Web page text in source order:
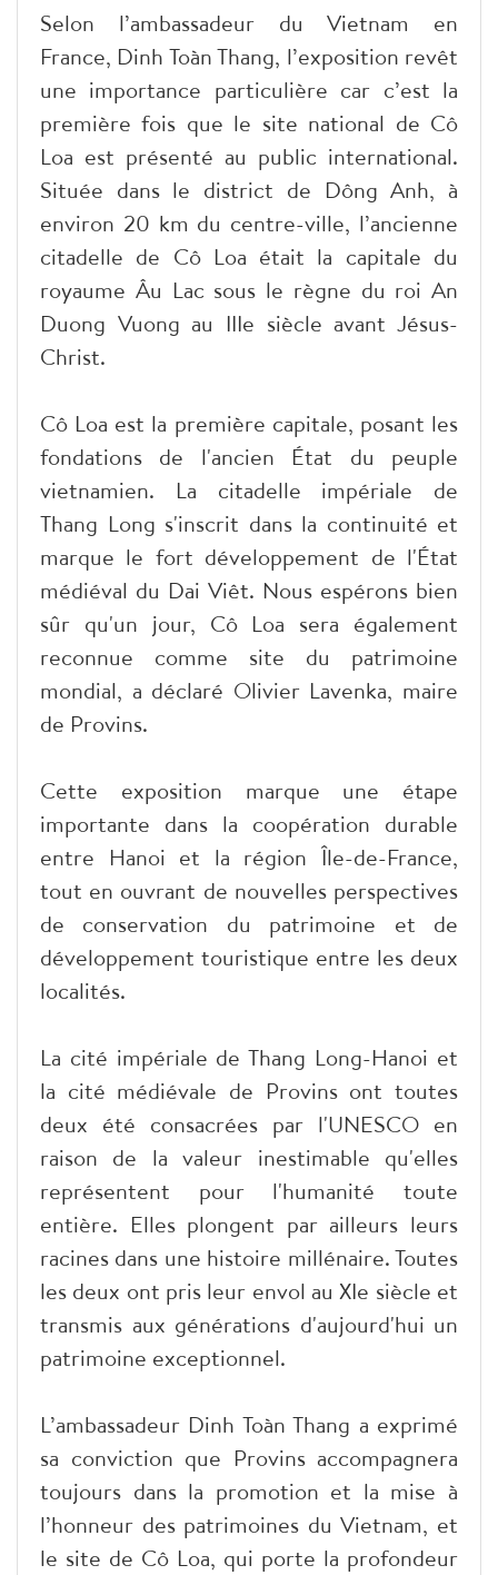
Selon l’ambassadeur du Vietnam en
France, Dinh Toàn Thang, l’exposition revêt
une importance particulière car c’est la
première fois que le site national de Cô
Loa est présenté au public international.
Située dans le district de Dông Anh, à
environ 20 km du centre-ville, l’ancienne
citadelle de Cô Loa était la capitale du
royaume Âu Lac sous le règne du roi An
Duong Vuong au IIIe siècle avant Jésus-
Christ.
Cô Loa est la première capitale, posant les
fondations de l'ancien État du peuple
vietnamien. La citadelle impériale de
Thang Long s'inscrit dans la continuité et
marque le fort développement de l'État
médiéval du Dai Viêt. Nous espérons bien
sûr qu'un jour, Cô Loa sera également
reconnue comme site du patrimoine
mondial, a déclaré Olivier Lavenka, maire
de Provins.
Cette exposition marque une étape
importante dans la coopération durable
entre Hanoi et la région Île-de-France,
tout en ouvrant de nouvelles perspectives
de conservation du patrimoine et de
développement touristique entre les deux
localités.
La cité impériale de Thang Long-Hanoi et
la cité médiévale de Provins ont toutes
deux été consacrées par l'UNESCO en
raison de la valeur inestimable qu'elles
représentent pour l'humanité toute
entière. Elles plongent par ailleurs leurs
racines dans une histoire millénaire. Toutes
les deux ont pris leur envol au XIe siècle et
transmis aux générations d'aujourd'hui un
patrimoine exceptionnel.
L’ambassadeur Dinh Toàn Thang a exprimé
sa conviction que Provins accompagnera
toujours dans la promotion et la mise à
l’honneur des patrimoines du Vietnam, et
le site de Cô Loa, qui porte la profondeur